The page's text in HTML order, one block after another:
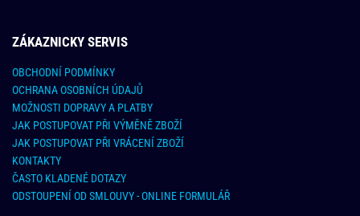
ZÁKAZNICKY SERVIS
OBCHODNÍ PODMÍNKY
OCHRANA OSOBNÍCH ÚDAJŮ
MOŽNOSTI DOPRAVY A PLATBY
JAK POSTUPOVAT PŘI VÝMĚNĚ ZBOŽÍ
JAK POSTUPOVAT PŘI VRÁCENÍ ZBOŽÍ
KONTAKTY
ČASTO KLADENÉ DOTAZY
ODSTOUPENÍ OD SMLOUVY - ONLINE FORMULÁŘ